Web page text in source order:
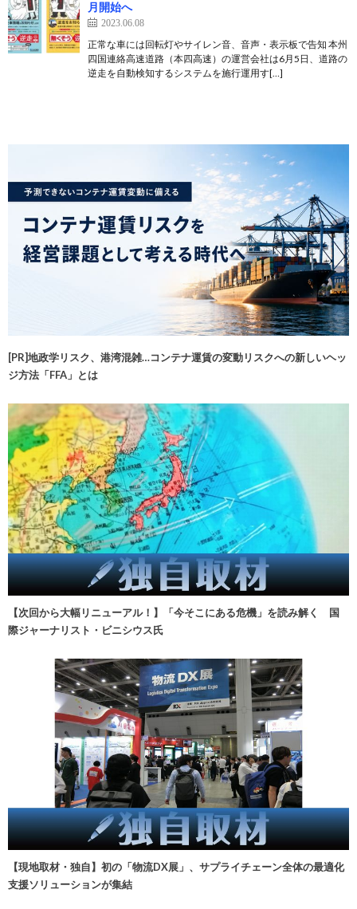
月開始へ
2023.06.08
正常な車には回転灯やサイレン音、音声・表示板で告知 本州
四国連絡高速道路（本四高速）の運営会社は6月5日、道路の
逆走を自動検知するシステムを施行運用す[…]
[PR]地政学リスク、港湾混雑…コンテナ運賃の変動リスクへの新しいヘッ
ジ方法「FFA」とは
【次回から大幅リニューアル！】「今そこにある危機」を読み解く 国
際ジャーナリスト・ビニシウス氏
【現地取材・独自】初の「物流DX展」、サプライチェーン全体の最適化
支援ソリューションが集結